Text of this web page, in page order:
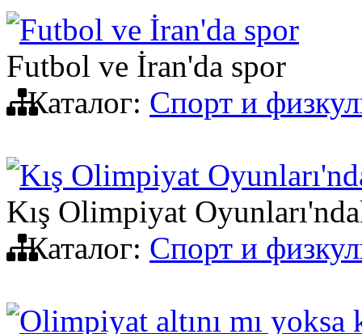
Futbol ve İran'da spor
Futbol ve İran'da spor
Каталог: Спорт и
Kış Olimpiyat
Kış Olimpiyat
Каталог: Спорт и
Olimpiyat altını mı yoksa